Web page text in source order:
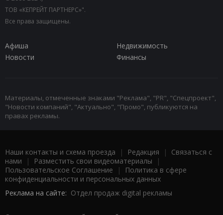
ТОВ «КЕПРЕЙТ ПАРТНЕРС»".
Все права защищены.
Афиша
Недвижимость
Новости
Финансы
Материалы, отмеченные знаками "Реклама", "PR", "Спецпроект",
"Новости компаний", "Актуально", "Промо", публикуются на
правах рекламы.
Наши контакты и схема проезда | Редакция | Связаться с
нами | Разместить свои видеоматериалы |
Пользовательское Соглашение |
Политика в сфере
конфиденциальности и персональных данных
Реклама на сайте: Отдел продаж digital рекламы